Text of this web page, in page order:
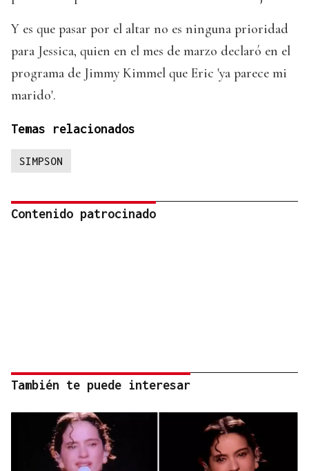
Y es que pasar por el altar no es ninguna prioridad
para Jessica, quien en el mes de marzo declaró en el
programa de Jimmy Kimmel que Eric 'ya parece mi
marido'.
Temas relacionados
SIMPSON
Contenido patrocinado
También te puede interesar